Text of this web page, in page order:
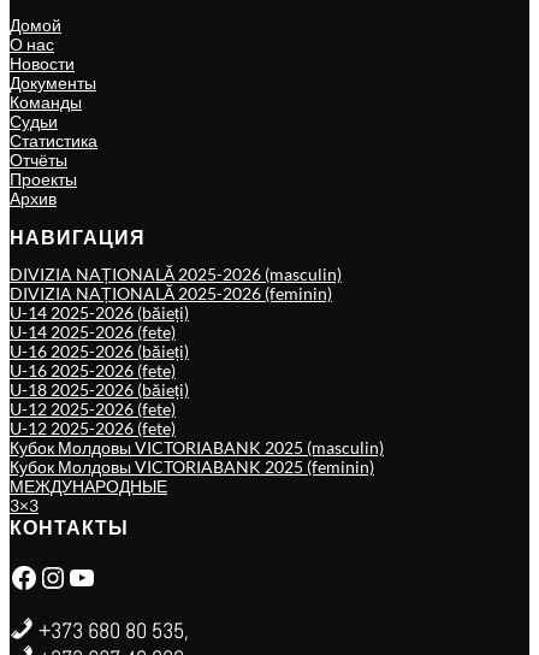
Домой
О нас
Новости
Документы
Команды
Судьи
Статистика
Отчёты
Проекты
Архив
НАВИГАЦИЯ
DIVIZIA NAȚIONALĂ 2025-2026 (masculin)
DIVIZIA NAȚIONALĂ 2025-2026 (feminin)
U-14 2025-2026 (băieți)
U-14 2025-2026 (fete)
U-16 2025-2026 (băieți)
U-16 2025-2026 (fete)
U-18 2025-2026 (băieți)
U-12 2025-2026 (fete)
U-12 2025-2026 (fete)
Кубок Молдовы VICTORIABANK 2025 (masculin)
Кубок Молдовы VICTORIABANK 2025 (feminin)
МЕЖДУНАРОДНЫЕ
3×3
КОНТАКТЫ
Facebook Instagram YouTube
+373 680 80 535,